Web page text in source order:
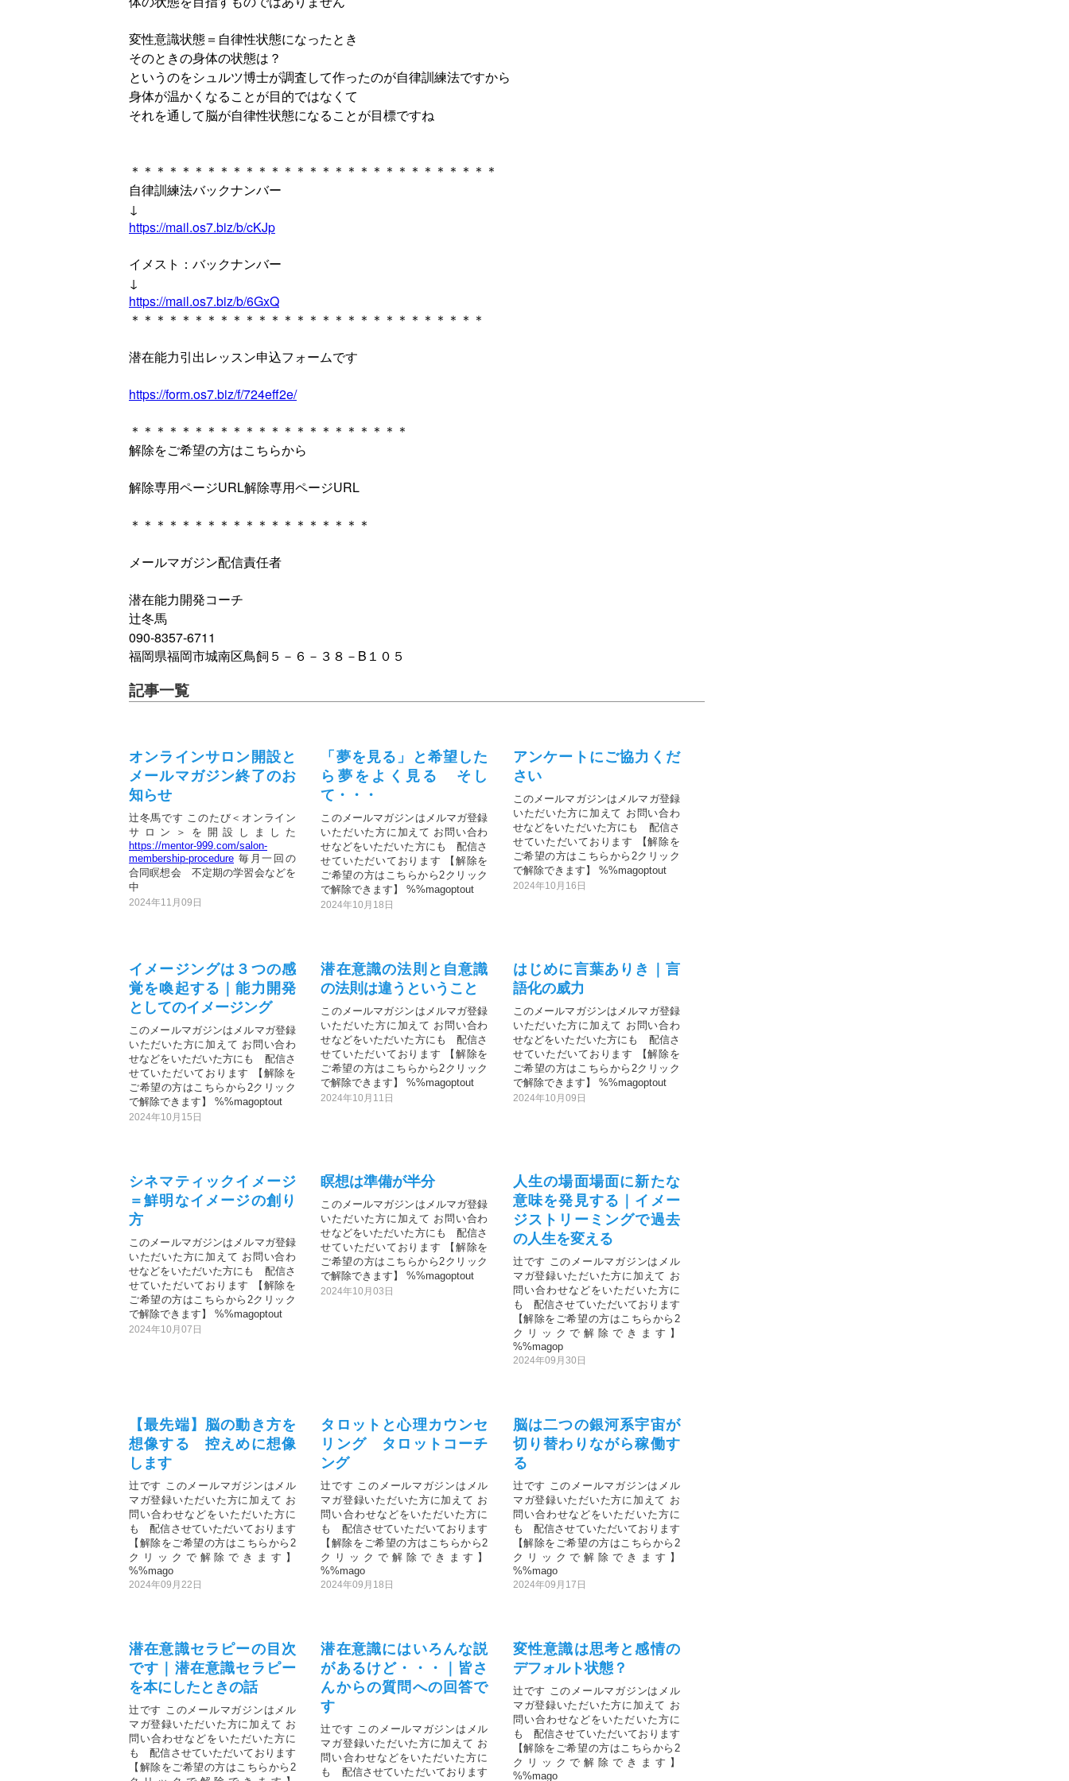
変性意識状態＝自律性状態になったとき
そのときの身体の状態は？
というのをシュルツ博士が調査して作ったのが自律訓練法ですから
身体が温かくなることが目的ではなくて
それを通して脳が自律性状態になることが目標ですね
＊＊＊＊＊＊＊＊＊＊＊＊＊＊＊＊＊＊＊＊＊＊＊＊＊＊＊＊＊
自律訓練法バックナンバー
↓
https://mail.os7.biz/b/cKJp
イメスト：バックナンバー
↓
https://mail.os7.biz/b/6GxQ
＊＊＊＊＊＊＊＊＊＊＊＊＊＊＊＊＊＊＊＊＊＊＊＊＊＊＊＊
潜在能力引出レッスン申込フォームです
https://form.os7.biz/f/724eff2e/
＊＊＊＊＊＊＊＊＊＊＊＊＊＊＊＊＊＊＊＊＊＊
解除をご希望の方はこちらから
解除専用ページURL解除専用ページURL
＊＊＊＊＊＊＊＊＊＊＊＊＊＊＊＊＊＊＊
メールマガジン配信責任者
潜在能力開発コーチ
辻冬馬
090-8357-6711
福岡県福岡市城南区鳥飼５－６－３８－B１０５
記事一覧
オンラインサロン開設と
メールマガジン終了のお
知らせ
辻冬馬です このたび＜オンライン
サロン＞を開設しました
https://mentor-999.com/salon-
membership-procedure 毎月一回の
合同瞑想会 不定期の学習会などを
中
2024年11月09日
「夢を見る」と希望した
ら夢をよく見る そし
て・・・
このメールマガジンはメルマガ登録
いただいた方に加えて お問い合わ
せなどをいただいた方にも 配信さ
せていただいております 【解除を
ご希望の方はこちらから2クリック
で解除できます】 %%magoptout
2024年10月18日
アンケートにご協力くだ
さい
このメールマガジンはメルマガ登録
いただいた方に加えて お問い合わ
せなどをいただいた方にも 配信さ
せていただいております 【解除を
ご希望の方はこちらから2クリック
で解除できます】 %%magoptout
2024年10月16日
イメージングは３つの感
覚を喚起する｜能力開発
としてのイメージング
このメールマガジンはメルマガ登録
いただいた方に加えて お問い合わ
せなどをいただいた方にも 配信さ
せていただいております 【解除を
ご希望の方はこちらから2クリック
で解除できます】 %%magoptout
2024年10月15日
潜在意識の法則と自意識
の法則は違うということ
このメールマガジンはメルマガ登録
いただいた方に加えて お問い合わ
せなどをいただいた方にも 配信さ
せていただいております 【解除を
ご希望の方はこちらから2クリック
で解除できます】 %%magoptout
2024年10月11日
はじめに言葉ありき｜言
語化の威力
このメールマガジンはメルマガ登録
いただいた方に加えて お問い合わ
せなどをいただいた方にも 配信さ
せていただいております 【解除を
ご希望の方はこちらから2クリック
で解除できます】 %%magoptout
2024年10月09日
シネマティックイメージ
＝鮮明なイメージの創り
方
このメールマガジンはメルマガ登録
いただいた方に加えて お問い合わ
せなどをいただいた方にも 配信さ
せていただいております 【解除を
ご希望の方はこちらから2クリック
で解除できます】 %%magoptout
2024年10月07日
瞑想は準備が半分
このメールマガジンはメルマガ登録
いただいた方に加えて お問い合わ
せなどをいただいた方にも 配信さ
せていただいております 【解除を
ご希望の方はこちらから2クリック
で解除できます】 %%magoptout
2024年10月03日
人生の場面場面に新たな
意味を発見する｜イメー
ジストリーミングで過去
の人生を変える
辻です このメールマガジンはメル
マガ登録いただいた方に加えて お
問い合わせなどをいただいた方に
も 配信させていただいております
【解除をご希望の方はこちらから2
クリックで解除できます】
%%magop
2024年09月30日
【最先端】脳の動き方を
想像する 控えめに想像
します
辻です このメールマガジンはメル
マガ登録いただいた方に加えて お
問い合わせなどをいただいた方に
も 配信させていただいております
【解除をご希望の方はこちらから2
クリックで解除できます】
%%mago
2024年09月22日
タロットと心理カウンセ
リング タロットコーチ
ング
辻です このメールマガジンはメル
マガ登録いただいた方に加えて お
問い合わせなどをいただいた方に
も 配信させていただいております
【解除をご希望の方はこちらから2
クリックで解除できます】
%%mago
2024年09月18日
脳は二つの銀河系宇宙が
切り替わりながら稼働す
る
辻です このメールマガジンはメル
マガ登録いただいた方に加えて お
問い合わせなどをいただいた方に
も 配信させていただいております
【解除をご希望の方はこちらから2
クリックで解除できます】
%%mago
2024年09月17日
潜在意識セラピーの目次
です｜潜在意識セラピー
を本にしたときの話
辻です このメールマガジンはメル
マガ登録いただいた方に加えて お
問い合わせなどをいただいた方に
も 配信させていただいております
【解除をご希望の方はこちらから2
潜在意識にはいろんな説
があるけど・・・｜皆さ
んからの質問への回答で
す
辻です このメールマガジンはメル
マガ登録いただいた方に加えて お
問い合わせなどをいただいた方に
も 配信させていただいております
変性意識は思考と感情の
デフォルト状態？
辻です このメールマガジンはメル
マガ登録いただいた方に加えて お
問い合わせなどをいただいた方に
も 配信させていただいております
【解除をご希望の方はこちらから2
クリックで解除できます】
%%mago